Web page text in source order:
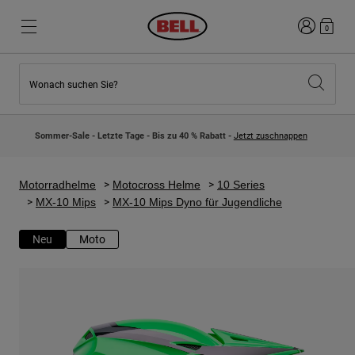
Neuzugänge
Kinder Motocrosshelme
Lifestyle
Entdecken Moto
Neuzugänge
Lifestyle
Entdecke Bike
Road & Gravel
Anmelden
0
Wonach suchen Sie?
Sommer-Sale - Letzte Tage - Bis zu 40 % Rabatt - Jetzt zuschnappen
Motorradhelme Motocross Helme
10 Series
MX-10 Mips
MX-10 Mips Dyno für Jugendliche
Neu Moto